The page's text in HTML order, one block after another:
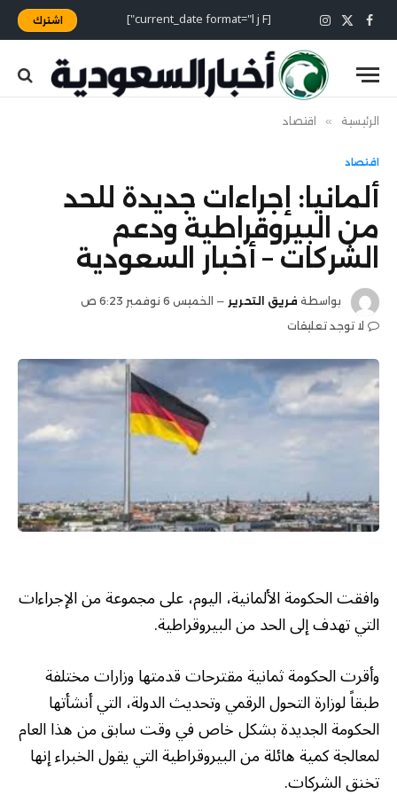
فيسبوك
X
(Twitter)
الانستغرام [current_date format="l j F"] اشترك
الرئيسية » اقتصاد
اقتصاد
ألمانيا: إجراءات جديدة للحد
من البيروقراطية ودعم
الشركات – أخبار السعودية
بواسطة فريق التحرير
الخميس 6 نوفمبر 6:23 ص
لا توجد تعليقات
وافقت الحكومة الألمانية، اليوم، على مجموعة من الإجراءات
التي تهدف إلى الحد من البيروقراطية.
وأقرت الحكومة ثمانية مقترحات قدمتها وزارات مختلفة
طبقاً لوزارة التحول الرقمي وتحديث الدولة، التي أنشأتها
الحكومة الجديدة بشكل خاص في وقت سابق من هذا العام
لمعالجة كمية هائلة من البيروقراطية التي يقول الخبراء إنها
تخنق الشركات.